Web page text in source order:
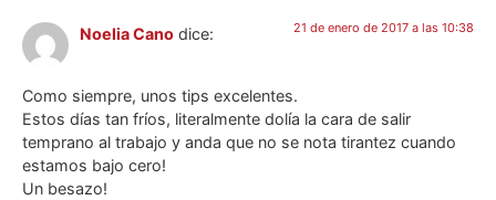
Noelia Cano dice: 21 de enero de 2017 a las 10:38
Como siempre, unos tips excelentes.
Estos días tan fríos, literalmente dolía la cara de salir
temprano al trabajo y anda que no se nota tirantez cuando
estamos bajo cero!
Un besazo!